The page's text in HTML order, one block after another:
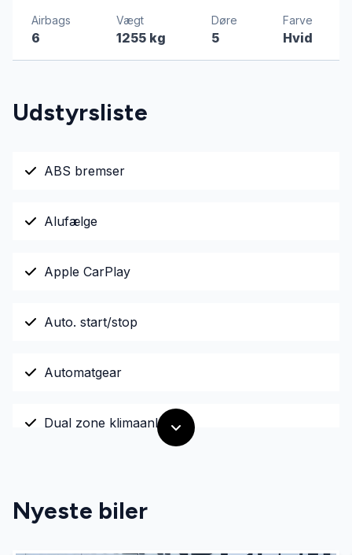
Airbags
6
Vægt
1255 kg
Døre
5
Farve
Hvid
Udstyrsliste
ABS bremser
Alufælge
Apple CarPlay
Auto. start/stop
Automatgear
Dual zone klimaanlæg
Fartpilot
Nyeste biler